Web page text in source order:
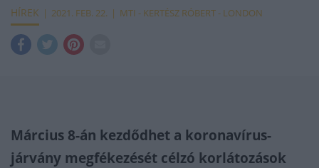
HÍREK 2021. FEB. 22. MTI - KERTÉSZ RÓBERT - LONDON
Március 8-án kezdődhet a koronavírus-
járvány megfékezését célzó korlátozások